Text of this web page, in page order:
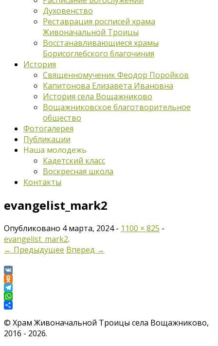
Духовенство
Реставрация росписей храма
Живоначальной Троицы
Восстанавливающиеся храмы
Борисоглебского благочиния
История
Священномученик Феодор Поройков
Капитонова Елизавета Ивановна
История села Вощажниково
Вощажниковское благотворительное
общество
Фотогалерея
Публикации
Наша молодежь
Кадетский класс
Воскресная школа
Контакты
evangelist_mark2
Опубликовано 4 марта, 2024- 1100 × 825 -
evangelist_mark2.
← Предыдущее Вперед →
VK
Odnoklassniki
Telegram
WhatsApp
© Храм Живоначальной Троицы села Вощажниково,
2016 - 2026.